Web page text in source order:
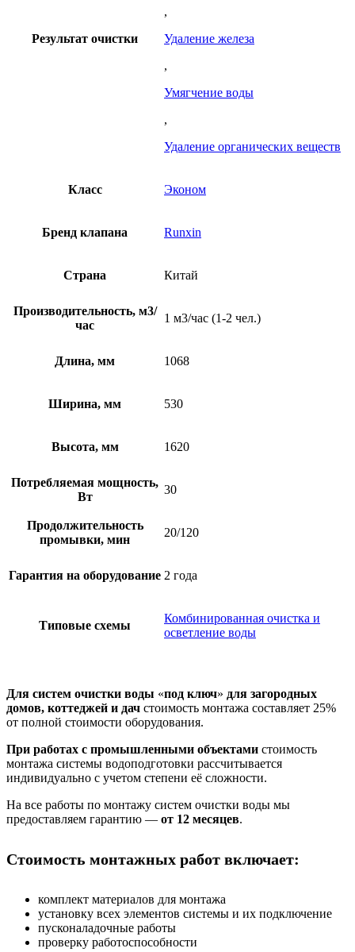
Результат очистки
,
Удаление железа
,
Умягчение воды
,
Удаление органических веществ
Класс Эконом
Бренд клапана Runxin
Страна Китай
Производительность, м3/
час
1 м3/час (1-2 чел.)
Длина, мм 1068
Ширина, мм 530
Высота, мм 1620
Потребляемая мощность,
Вт
30
Продолжительность
промывки, мин
20/120
Гарантия на оборудование 2 года
Типовые схемы
Комбинированная очистка и
осветление воды
Для систем очистки воды «под ключ» для загородных
домов, коттеджей и дач cтоимость монтажа составляет 25%
от полной стоимости оборудования.
При работах с промышленными объектами стоимость
монтажа системы водоподготовки рассчитывается
индивидуально с учетом степени её сложности.
На все работы по монтажу систем очистки воды мы
предоставляем гарантию — от 12 месяцев.
Стоимость монтажных работ включает:
комплект материалов для монтажа
установку всех элементов системы и их подключение
пусконаладочные работы
проверку работоспособности